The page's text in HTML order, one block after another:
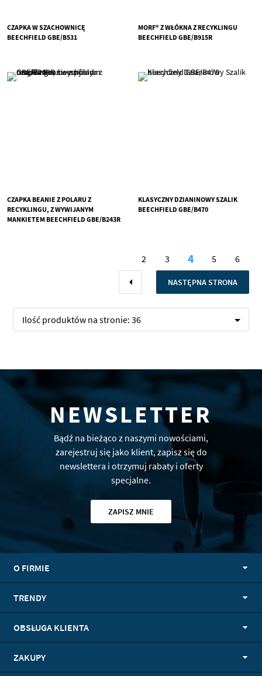
CZAPKA W SZACHOWNICĘ
BEECHFIELD GBE/B531
MORF® Z WŁÓKNA Z RECYKLINGU
BEECHFIELD GBE/B915R
CZAPKA BEANIE Z POLARU Z
RECYKLINGU, Z WYWIJANYM
MANKIETEM BEECHFIELD GBE/B243R
KLASYCZNY DZIANINOWY SZALIK
BEECHFIELD GBE/B470
Strona
Poprzednie
Strona
2 Strona
3 Aktualnie
4 Strona
5 6
STRONA
NASTĘPNA STRONA
Ilość produktów na stronie: 36
NEWSLETTER
Bądź na bieżąco z naszymi nowościami,
zarejestruj się jako klient, zapisz się do
newslettera i otrzymuj rabaty i oferty
specjalne.
ZAPISZ MNIE
O FIRMIE
TRENDY
OBSŁUGA KLIENTA
ZAKUPY